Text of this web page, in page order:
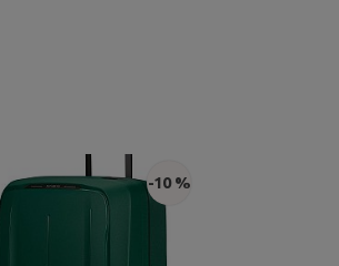
-10 %